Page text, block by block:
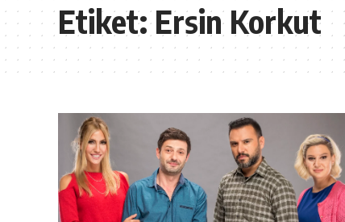
Etiket:Ersin Korkut